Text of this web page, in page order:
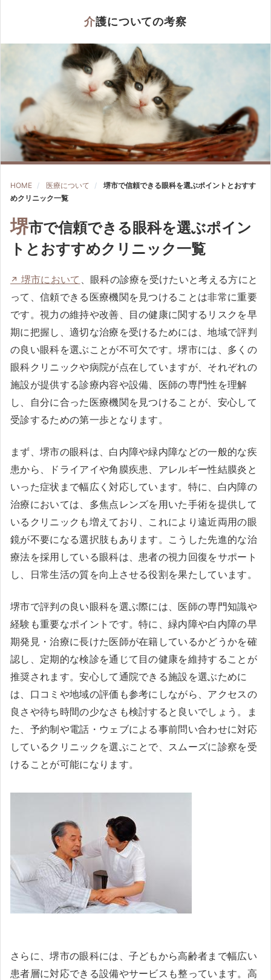
介護についての考察
HOME 医療について
堺市で信頼できる眼科を選ぶポイントとおすす
めクリニック一覧
堺市で信頼できる眼科を選ぶポイン
トとおすすめクリニック一覧
堺市において 、眼科の診療を受けたいと考える方にと
って、信頼できる医療機関を見つけることは非常に重要
です。視力の維持や改善、目の健康に関するリスクを早
期に把握し、適切な治療を受けるためには、地域で評判
の良い眼科を選ぶことが不可欠です。堺市には、多くの
眼科クリニックや病院が点在していますが、それぞれの
施設が提供する診療内容や設備、医師の専門性を理解
し、自分に合った医療機関を見つけることが、安心して
受診するための第一歩となります。
まず、堺市の眼科は、白内障や緑内障などの一般的な疾
患から、ドライアイや角膜疾患、アレルギー性結膜炎と
いった症状まで幅広く対応しています。特に、白内障の
治療においては、多焦点レンズを用いた手術を提供して
いるクリニックも増えており、これにより遠近両用の眼
鏡が不要になる選択肢もあります。こうした先進的な治
療法を採用している眼科は、患者の視力回復をサポート
し、日常生活の質を向上させる役割を果たしています。
堺市で評判の良い眼科を選ぶ際には、医師の専門知識や
経験も重要なポイントです。特に、緑内障や白内障の早
期発見・治療に長けた医師が在籍しているかどうかを確
認し、定期的な検診を通じて目の健康を維持することが
推奨されます。安心して通院できる施設を選ぶために
は、口コミや地域の評価も参考にしながら、アクセスの
良さや待ち時間の少なさも検討すると良いでしょう。ま
た、予約制や電話・ウェブによる事前問い合わせに対応
しているクリニックを選ぶことで、スムーズに診察を受
けることが可能になります。
さらに、堺市の眼科には、子どもから高齢者まで幅広い
患者層に対応できる設備やサービスも整っています。高